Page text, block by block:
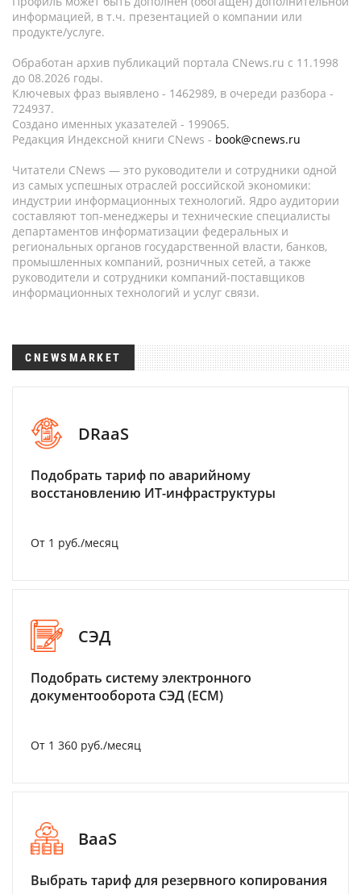
информацией, в т.ч. презентацией о компании или
продукте/услуге.
Обработан архив публикаций портала CNews.ru c 11.1998
до 08.2026 годы.
Ключевых фраз выявлено - 1462989, в очереди разбора -
724937.
Создано именных указателей - 199065.
Редакция Индексной книги CNews - book@cnews.ru
Читатели CNews — это руководители и сотрудники одной
из самых успешных отраслей российской экономики:
индустрии информационных технологий. Ядро аудитории
составляют топ-менеджеры и технические специалисты
департаментов информатизации федеральных и
региональных органов государственной власти, банков,
промышленных компаний, розничных сетей, а также
руководители и сотрудники компаний-поставщиков
информационных технологий и услуг связи.
CNEWSMARKET
DRaaS
Подобрать тариф по аварийному
восстановлению ИТ-инфраструктуры
От 1 руб./месяц
СЭД
Подобрать систему электронного
документооборота СЭД (ECM)
От 1 360 руб./месяц
BaaS
Выбрать тариф для резервного копирования